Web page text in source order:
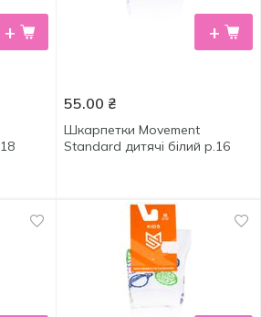
+ +
55.00 ₴
Шкарпетки Movement
Standard дитячі білий р.16